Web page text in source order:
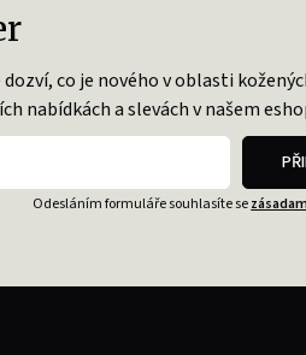
co je nového v oblasti
nabídkách a slevách v našem
Odesláním formuláře souhlasíte se